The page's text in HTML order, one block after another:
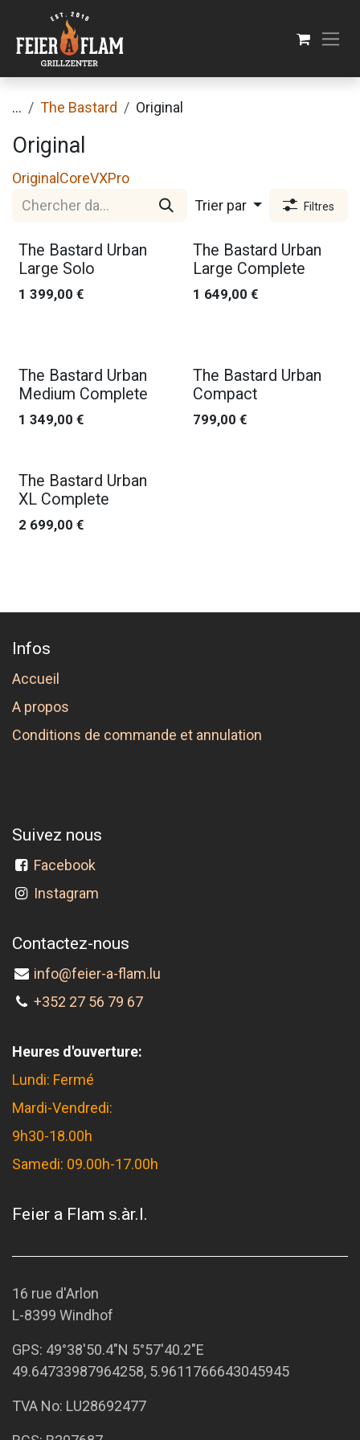
Se rendre au contenu
... The Bastard Original
Original
Original CoreVXPro
Trier par
Filtres
The Bastard Urban
Large Solo
1 399,00 €
The Bastard Urban
Large Complete
1 649,00 €
The Bastard Urban
Medium Complete
1 349,00 €
The Bastard Urban
Compact
799,00 €
The Bastard Urban
XL Complete
2 699,00 €
Infos
Accueil
A propos
Conditions de commande et annulation
Suivez nous
Facebook
Instagram
Contactez-nous
info@feier-a-flam.lu
+352 27 56 79 67
Heures d'ouverture:
Lundi: Fermé
Mardi-Vendredi:
9h30-18.00h
Samedi: 09.00h-17.00h
Feier a Flam s.àr.l.
16 rue d'Arlon
L-8399 Windhof
GPS: 49°38'50.4"N 5°57'40.2"E
49.64733987964258, 5.9611766643045945
TVA No: LU28692477